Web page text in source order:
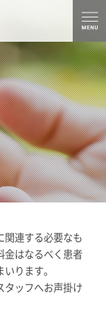
関連する必要なも
金はなるべく患者
ります。
タッフへお声掛け